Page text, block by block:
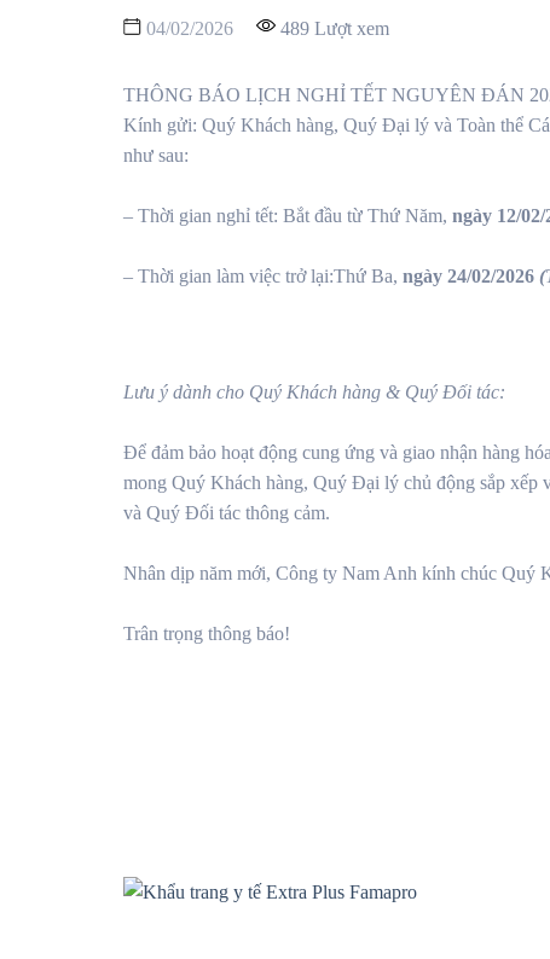
04/02/2026 489 Lượt xem
THÔNG BÁO LỊCH NGHỈ TẾT NGUYÊN ĐÁN
Kính gửi: Quý Khách hàng, Quý Đại lý và Toàn thể
như sau:
– Thời gian nghỉ tết: Bắt đầu từ Thứ Năm, ngày 12/02/
– Thời gian làm việc trở lại:Thứ Ba, ngày 24/02/2026 (
Lưu ý dành cho Quý Khách hàng & Quý Đối tác:
Để đảm bảo hoạt động cung ứng và giao nhận hàng
mong Quý Khách hàng, Quý Đại lý chủ động sắp xếp
và Quý Đối tác thông cảm.
Nhân dịp năm mới, Công ty Nam Anh kính chúc Quý
Trân trọng thông báo!